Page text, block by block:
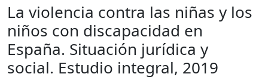
La violencia contra las niñas y los
niños con discapacidad en
España. Situación jurídica y
social. Estudio integral, 2019